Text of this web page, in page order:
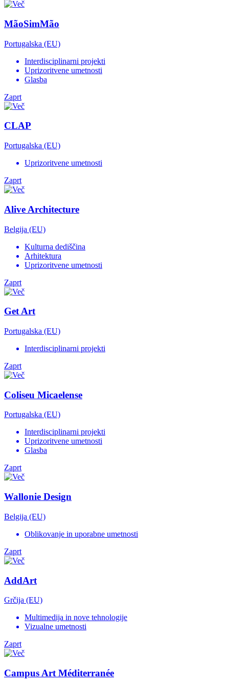
MãoSimMão
Portugalska (EU)
Interdisciplinarni projekti
Uprizoritvene umetnosti
Glasba
Zaprt
CLAP
Portugalska (EU)
Uprizoritvene umetnosti
Zaprt
Alive Architecture
Belgija (EU)
Kulturna dediščina
Arhitektura
Uprizoritvene umetnosti
Zaprt
Get Art
Portugalska (EU)
Interdisciplinarni projekti
Zaprt
Coliseu Micaelense
Portugalska (EU)
Interdisciplinarni projekti
Uprizoritvene umetnosti
Glasba
Zaprt
Wallonie Design
Belgija (EU)
Oblikovanje in uporabne umetnosti
Zaprt
AddArt
Grčija (EU)
Multimedija in nove tehnologije
Vizualne umetnosti
Zaprt
Campus Art Méditerranée